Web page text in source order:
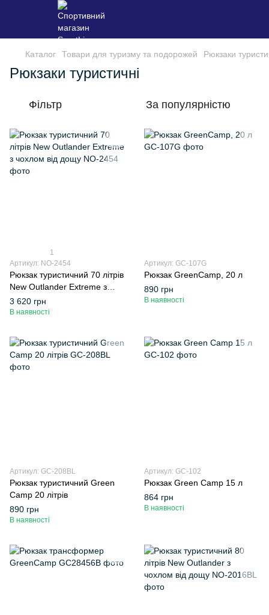
Каталог Товари для туризму та подорожей Рюкзаки
Рюкзаки туристичні
Фільтр За популярністю
1
Артикул: NO-2454
Рюкзак туристичний 70 літрів
New Outlander Extreme з
чохлом від дощу
3 620 грн
В наявності
Артикул: GC-107G
Рюкзак GreenCamp, 20 л
890 грн
В наявності
Артикул: GC-208BL
Рюкзак туристичний Green
Camp 20 літрів
890 грн
В наявності
Артикул: GC-102
Рюкзак Green Camp 15 л
864 грн
В наявності